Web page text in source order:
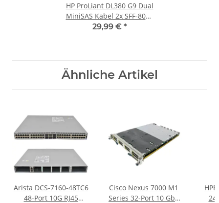
HP ProLiant DL380 G9 Dual
MiniSAS Kabel 2x SFF-8087
- Dual SFF8087 784627-001
29,99 € *
Ähnliche Artikel
Arista DCS-7160-48TC6
48-Port 10G RJ45
Cisco Nexus 7000 M1
Series 32-Port 10 GbE